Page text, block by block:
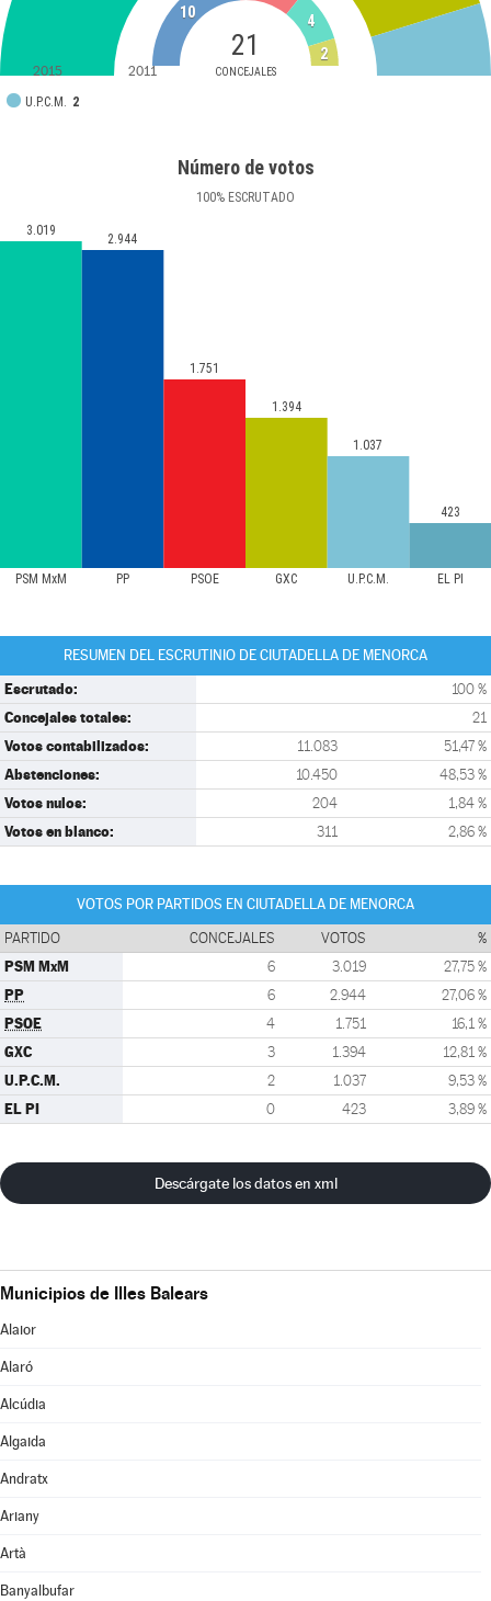
21
CONCEJALES
U.P.C.M. 2
10
4
2
2015 2011
Número de votos
100% ESCRUTADO
PSM MxM PP PSOE GXC U.P.C.M. EL PI
3.019
2.944
1.751
1.394
1.037
423
RESUMEN DEL ESCRUTINIO DE CIUTADELLA DE MENORCA
Escrutado: 100 %
Concejales totales: 21
Votos contabilizados: 11.083 51,47 %
Abstenciones: 10.450 48,53 %
Votos nulos: 204 1,84 %
Votos en blanco: 311 2,86 %
VOTOS POR PARTIDOS EN CIUTADELLA DE MENORCA
PARTIDO CONCEJALES VOTOS %
PSM MxM 6 3.019 27,75 %
PP 6 2.944 27,06 %
PSOE 4 1.751 16,1 %
GXC 3 1.394 12,81 %
U.P.C.M. 2 1.037 9,53 %
EL PI 0 423 3,89 %
Descárgate los datos en xml
Municipios de Illes Balears
Alaior
Alaró
Alcúdia
Algaida
Andratx
Ariany
Artà
Banyalbufar